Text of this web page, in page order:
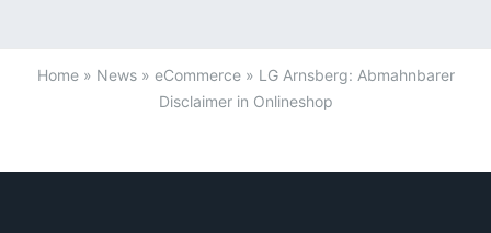
Home» News» eCommerce» LG Arnsberg: Abmahnbarer
Disclaimer in Onlineshop